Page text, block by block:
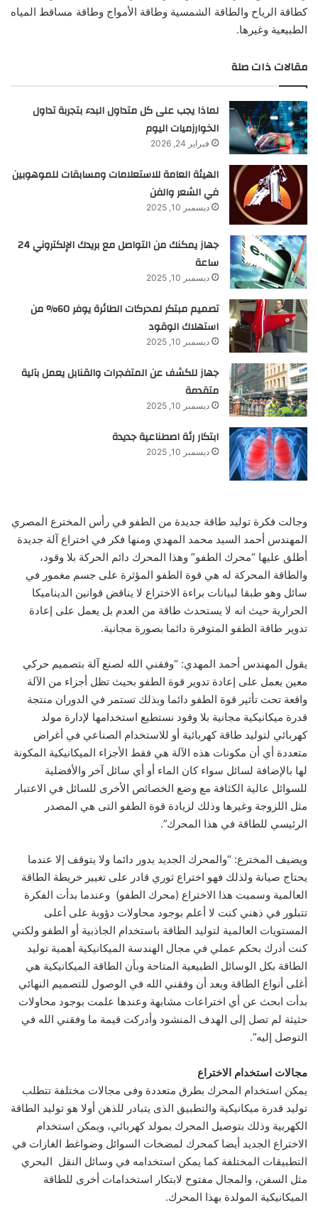
كطاقة الرياح والطاقة الشمسية وطاقة الأمواج وطاقة مساقط المياه
الطبيعية وغيرها.
مقالات ذات صلة
لماذا يجب على كل متداول البدء بتجربة تداول
الخوارزميات اليوم
فبراير 24, 2026
الهيئة العامة للاستعلامات ومسابقات للموهوبين
في الشعر والفن
ديسمبر 10, 2025
جهاز يمكنك من التواصل مع بريدك الإلكتروني 24
ساعة
ديسمبر 10, 2025
تصميم مبتكر لمحركات الطائرة يوفر 60% من
استهلاك الوقود
ديسمبر 10, 2025
جهاز للكشف عن المتفجرات والقنابل يعمل بآلية
متقدمة
ديسمبر 10, 2025
ابتكار رئة اصطناعية جديدة
ديسمبر 10, 2025
وجالت فكرة توليد طاقة جديدة من الطفو في رأس المخترع المصري
المهندس أحمد السيد محمد المهدي ومنها فكر في اختراع آلة جديدة
أطلق عليها “محرك الطفو” وهذا المحرك دائم الحركة بلا وقود،
والطاقة المحركة له هي قوة الطفو المؤثرة على جسم مغمور في
سائل وهو طبقا لبيانات براءة الاختراع لا يناقض قوانين الديناميكا
الحرارية حيث انه لا يستحدث طاقة من العدم بل يعمل على إعادة
تدوير طاقة الطفو المتوفرة دائما بصورة مجانية.
يقول المهندس أحمد المهدي: “وفقني الله لصنع آلة بتصميم حركي
معين يعمل على إعادة تدوير قوة الطفو بحيث تظل أجزاء من الآلة
واقعة تحت تأثير قوة الطفو دائما وبذلك تستمر في الدوران منتجة
قدرة ميكانيكية مجانية بلا وقود نستطيع استخدامها لإدارة مولد
كهربائي لتوليد طاقة كهربائية أو للاستخدام الصناعي في أغراض
متعددة أي أن مكونات هذه الآلة هي فقط الأجزاء الميكانيكية المكونة
لها بالإضافة لسائل سواء كان الماء أو أي سائل آخر والأفضلية
للسوائل عالية الكثافة مع وضع الخصائص الأخرى للسائل في الاعتبار
مثل اللزوجة وغيرها وذلك لزيادة قوة الطفو التى هي المصدر
الرئيسي للطاقة في هذا المحرك”.
ويضيف المخترع: “والمحرك الجديد يدور دائما ولا يتوقف إلا عندما
يحتاج صيانة ولذلك فهو اختراع ثوري قادر على تغيير خريطة الطاقة
العالمية وسميت هذا الاختراع (محرك الطفو) وعندما بدأت الفكرة
تتبلور في ذهني كنت لا أعلم بوجود محاولات دؤوبة على أعلى
المستويات العالمية لتوليد الطاقة باستخدام الجاذبية أو الطفو ولكني
كنت أدرك بحكم عملي في مجال الهندسة الميكانيكية أهمية توليد
الطاقة بكل الوسائل الطبيعية المتاحة وبأن الطاقة الميكانيكية هي
أغلى أنواع الطاقة وبعد أن وفقني الله في الوصول للتصميم النهائي
بدأت ابحث عن أي اختراعات مشابهة وعندها علمت بوجود محاولات
حثيثة لم تصل إلى الهدف المنشود وأدركت قيمة ما وفقني الله في
التوصل إليه”.
مجالات استخدام الاختراع
يمكن استخدام المحرك بطرق متعددة وفى مجالات مختلفة تتطلب
توليد قدرة ميكانيكية والتطبيق الذى يتبادر للذهن أولا هو توليد الطاقة
الكهربية وذلك بتوصيل المحرك بمولد كهربائي، ويمكن استخدام
الاختراع الجديد أيضا كمحرك لمضخات السوائل وضواغط الغازات في
التطبيقات المختلفة كما يمكن استخدامه في وسائل النقل البحري
مثل السفن، والمجال مفتوح لابتكار استخدامات أخرى للطاقة
الميكانيكية المولدة بهذا المحرك.